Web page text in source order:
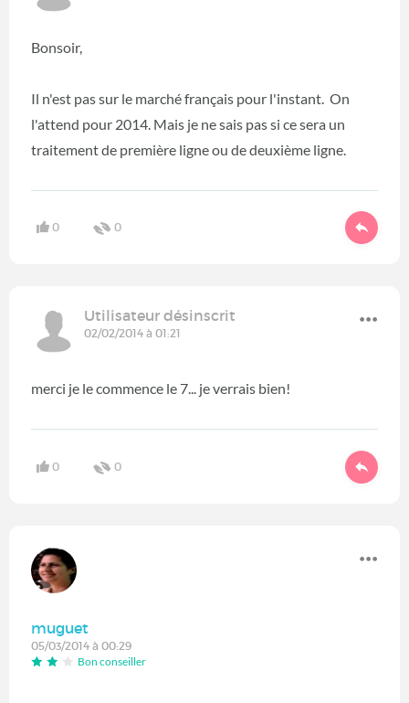
Bonsoir,
Il n'est pas sur le marché français pour l'instant. On
l'attend pour 2014. Mais je ne sais pas si ce sera un
traitement de première ligne ou de deuxième ligne.
0 0
Utilisateur désinscrit
02/02/2014 à 01:21
merci je le commence le 7... je verrais bien!
0 0
muguet
05/03/2014 à 00:29
Bon conseiller